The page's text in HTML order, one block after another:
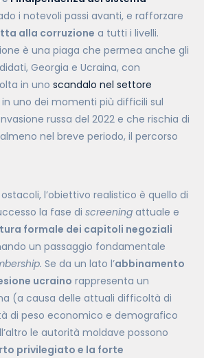
i notevoli passi avanti, e rafforzare
alla corruzione a tutti i livelli.
è una piaga che permea anche gli
Georgia e Ucraina, con
in uno scandalo nel settore
uno dei momenti più difficili sul
russa del 2022 e che rischia di
nel breve periodo, il percorso
l’obiettivo realistico è quello di
la fase di screening attuale e
formale dei capitoli negoziali
un passaggio fondamentale
Se da un lato l’abbinamento
ucraino rappresenta un
(a causa delle attuali difficoltà di
di peso economico e demografico
le autorità moldave possono
privilegiato e la forte